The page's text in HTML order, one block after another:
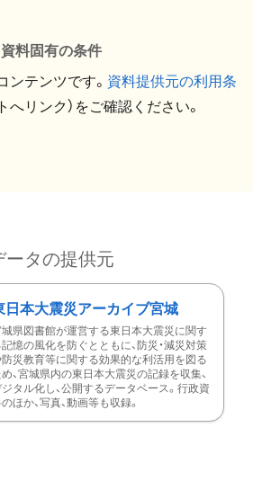
資料固有の条件
テンツです。 資料提供元の利用条
へリンク）をご確認ください。
ータの提供元
日本大震災アーカイブ宮城
県図書館が運営する東日本大震災に関す
記憶の風化を防ぐとともに、防災・減災対策
災教育等に関する効果的な利活用を図る
め、宮城県内の東日本大震災の記録を収集、
タル化し、公開するデータベース。行政資
ほか、写真、動画等も収録。